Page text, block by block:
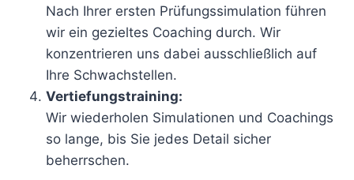
Nach Ihrer ersten Prüfungssimulation führen
wir ein gezieltes Coaching durch. Wir
konzentrieren uns dabei ausschließlich auf
Ihre Schwachstellen.
Vertiefungstraining:
Wir wiederholen Simulationen und Coachings
so lange, bis Sie jedes Detail sicher
beherrschen.